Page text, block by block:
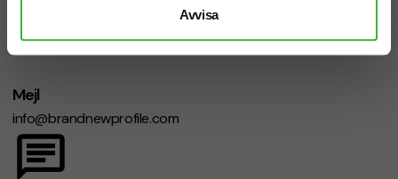
Avvisa
Mejl
info@brandnewprofile.com